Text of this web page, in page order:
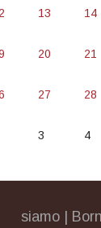
13 14
20 21
27 28
3 4
siamo